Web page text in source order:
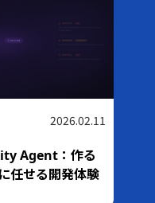
2026.03.05
は四捨五入じゃな
ムで発覚した「銀